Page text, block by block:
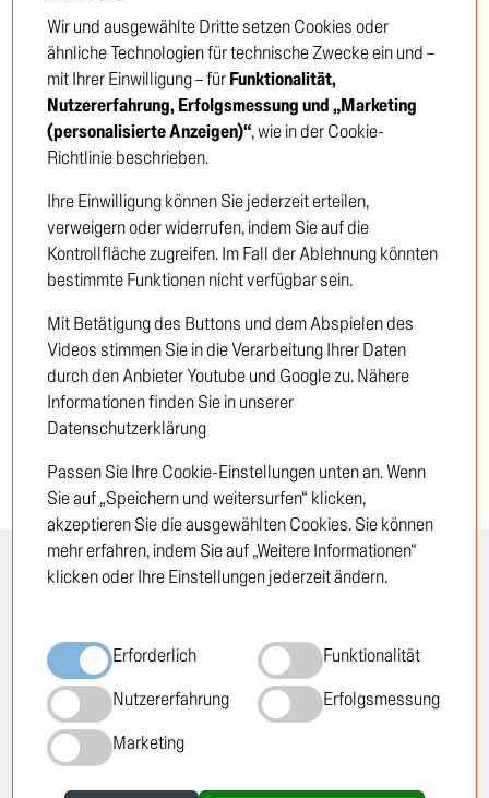
Reparatursatz, Schaltventil-Schaltzylinder
TRUCKTEC no: 01.24.501
Um die Preise zu sehen, müssen Sie sich
anmelden oder Kunde werden
Neukunde
INFORMATION
Standorte
Über TRUCKTEC
Geschichte
Karriere
Newsletter
RECHTLICHES
Datenschutzrichtlinie
Cookie-Richtlinie
AGB
Wir und ausgewählte Dritte setzen Cookies oder
ähnliche Technologien für technische Zwecke ein und –
mit Ihrer Einwilligung – fürFunktionalität,
Nutzererfahrung, Erfolgsmessung und „Marketing
(personalisierte Anzeigen)“, wie in der Cookie-
Richtlinie beschrieben.
Ihre Einwilligung können Sie jederzeit erteilen,
verweigern oder widerrufen, indem Sie auf die
Kontrollfläche zugreifen. Im Fall der Ablehnung könnten
bestimmte Funktionen nicht verfügbar sein.
Mit Betätigung des Buttons und dem Abspielen des
Videos stimmen Sie in die Verarbeitung Ihrer Daten
durch den Anbieter Youtube und Google zu. Nähere
Informationen finden Sie in unserer
Datenschutzerklärung
Passen Sie Ihre Cookie-Einstellungen unten an. Wenn
Sie auf „Speichern und weitersurfen“ klicken,
akzeptieren Sie die ausgewählten Cookies. Sie können
mehr erfahren, indem Sie auf „Weitere Informationen“
klicken oder Ihre Einstellungen jederzeit ändern.
Erforderlich
Funktionalität
Nutzererfahrung
Erfolgsmessung
Marketing